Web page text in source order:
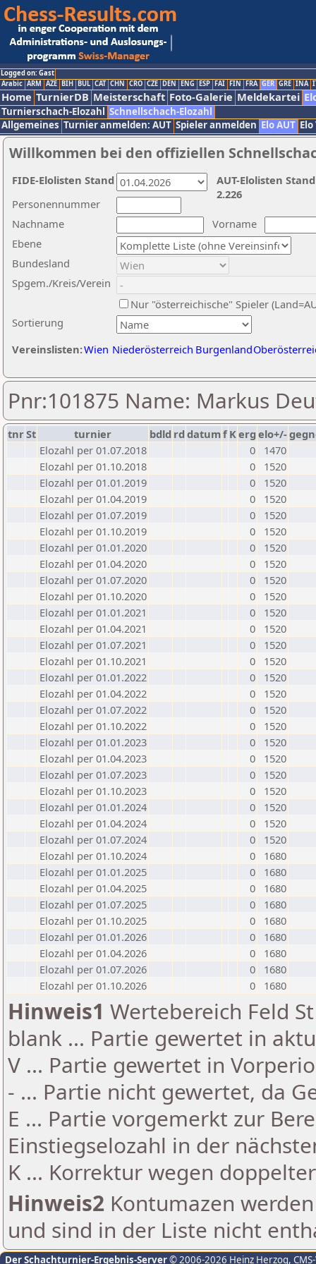
Logged on: Gast
Arabic ARM AZE BIH BUL CAT CHN CRO CZE DEN ENG ESP FAI FIN FRA GER GRE INA
Home TurnierDB Meisterschaft Foto-Galerie Meldekartei
Turnierschach-Elozahl Schnellschach-Elozahl
Allgemeines Turnier anmelden: AUT Spieler anmelden Elo AUT
Willkommen bei den offiziellen
Nachname
Vorname
Ebene
Sortierung
Personennummer
Bundesland
Spgem./Kreis/Verein
Nur "österreichische" Spieler
Vereinslisten:Wien Niederösterreich Burgenland
AUT-Elolisten
2.226
FIDE-Elolisten Stand
Pnr:101875 Name: Markus
tnrSt turnier bdld rd datumf Kerg elo+/-
Elozahl per 01.07.2018
0
1470
Elozahl per 01.10.2018
0
1520
Elozahl per 01.01.2019
0
1520
Elozahl per 01.04.2019
0
1520
Elozahl per 01.07.2019
0
1520
Elozahl per 01.10.2019
0
1520
Elozahl per 01.01.2020
0
1520
Elozahl per 01.04.2020
0
1520
Elozahl per 01.07.2020
0
1520
Elozahl per 01.10.2020
0
1520
Elozahl per 01.01.2021
0
1520
Elozahl per 01.04.2021
0
1520
Elozahl per 01.07.2021
0
1520
Elozahl per 01.10.2021
0
1520
Elozahl per 01.01.2022
0
1520
Elozahl per 01.04.2022
0
1520
Elozahl per 01.07.2022
0
1520
Elozahl per 01.10.2022
0
1520
Elozahl per 01.01.2023
0
1520
Elozahl per 01.04.2023
0
1520
Elozahl per 01.07.2023
0
1520
Elozahl per 01.10.2023
0
1520
Elozahl per 01.01.2024
0
1520
Elozahl per 01.04.2024
0
1520
Elozahl per 01.07.2024
0
1520
Elozahl per 01.10.2024
0
1680
Elozahl per 01.01.2025
0
1680
Elozahl per 01.04.2025
0
1680
Elozahl per 01.07.2025
0
1680
Elozahl per 01.10.2025
0
1680
Elozahl per 01.01.2026
0
1680
Elozahl per 01.04.2026
0
1680
Elozahl per 01.07.2026
0
1680
Elozahl per 01.10.2026
0 1680
Hinweis1 Wertebereich Feld
blank ... Partie gewertet in
V ... Partie gewertet in
- ... Partie nicht gewertet, da
E ... Partie vorgemerkt zur
Einstiegselozahl in der
K ... Korrektur wegen
Hinweis2 Kontumazen
und sind in der Liste nicht
Der Schachturnier-Ergebnis-Server© 2006-2026 Heinz Herzog,